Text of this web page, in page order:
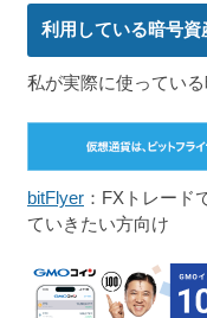
利用している暗号資
私が実際に使っている
bitFlyer ：FXトレード
ていきたい方向け